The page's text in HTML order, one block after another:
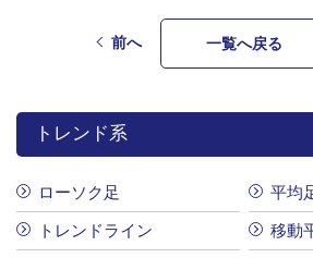
前へ 一覧へ戻る
トレンド系
ローソク足 平均
トレンドライン 移動